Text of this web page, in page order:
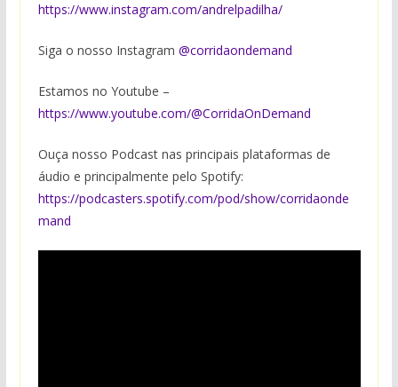
https://www.instagram.com/andrelpadilha/
Siga o nosso Instagram ⁠@corridaondeman⁠d
Estamos no Youtube –
https://www.youtube.com/@CorridaOnDemand
Ouça nosso Podcast nas principais plataformas de
áudio e principalmente pelo Spotify:
https://podcasters.spotify.com/pod/show/corridaonde
mand